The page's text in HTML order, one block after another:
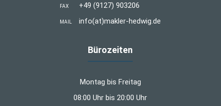
FAX +49 (9127) 903206
MAIL info(at)makler-hedwig.de
Bürozeiten
Montag bis Freitag
08:00 Uhr bis 20:00 Uhr